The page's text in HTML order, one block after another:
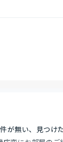
が無い、見つけ